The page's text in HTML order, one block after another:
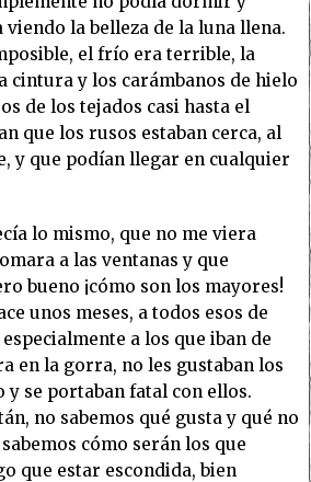
viendo la belleza de la luna llena.
el frío era terrible, la
cintura y los carámbanos de hielo
de los tejados casi hasta el
que los rusos estaban cerca, al
y que podían llegar en cualquier
lo mismo, que no me viera
a las ventanas y que
bueno ¡cómo son los mayores!
unos meses, a todos esos de
a los que iban de
en la gorra, no les gustaban los
y se portaban fatal con ellos.
no sabemos qué gusta y qué no
cómo serán los que
que estar escondida, bien